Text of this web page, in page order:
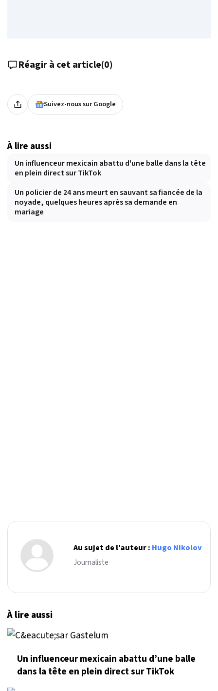
Réagir à cet article(0)
Suivez-nous sur Google
À lire aussi
Un influenceur mexicain abattu d'une balle dans la tête
en plein direct sur TikTok
Un policier de 24 ans meurt en sauvant sa fiancée de la
noyade, quelques heures après sa demande en
mariage
Au sujet de l'auteur : Hugo Nikolov
Journaliste
À lire aussi
Un influenceur mexicain abattu d’une balle
dans la tête en plein direct sur TikTok